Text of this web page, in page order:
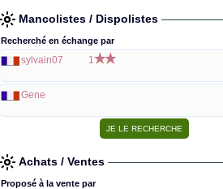
Mancolistes / Dispolistes
Recherché en échange par
sylvain07 1
Gene
Achats / Ventes
Proposé à la vente par